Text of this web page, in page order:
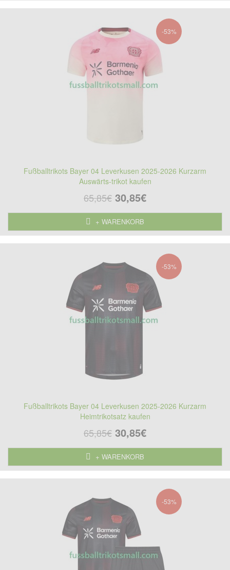
-53%
Fußballtrikots Bayer 04 Leverkusen 2025-2026 Kurzarm
Auswärts-trikot kaufen
65,85€ 30,85€
+ WARENKORB
-53%
Fußballtrikots Bayer 04 Leverkusen 2025-2026 Kurzarm
Heimtrikotsatz kaufen
65,85€ 30,85€
+ WARENKORB
-53%